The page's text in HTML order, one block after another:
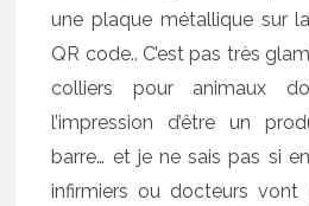
une plaque métallique sur
QR code.. C’est pas très
colliers pour animaux
l’impression d’être un
barre… et je ne sais pas si
infirmiers ou docteurs vont